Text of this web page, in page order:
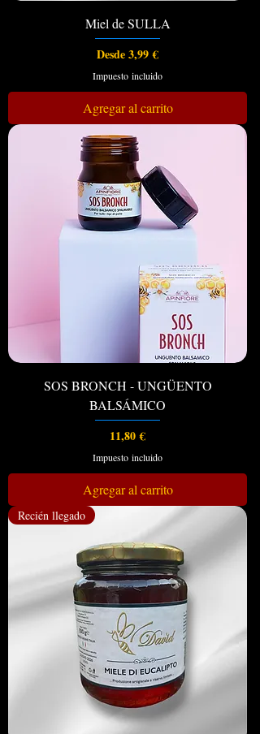
Miel de SULLA
Desde3,99 €
Precio de oferta
Impuesto incluido
Agregar al carrito
SOS BRONCH - UNGÜENTO
BALSÁMICO
Precio
11,80 €
Impuesto incluido
Agregar al carrito
Recién llegado